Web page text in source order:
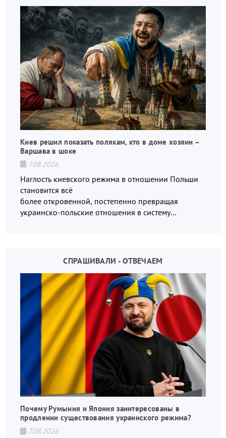
Киев решил показать полякам, кто в доме хозяин –
Варшава в шоке
7.08.2026
Наглость киевского режима в отношении Польши
становится всё
более откровенной, постепенно превращая
украинско-польские отношения в систему
СПРАШИВАЛИ - ОТВЕЧАЕМ
Почему Румыния и Япония заинтересованы в
продлении существования украинского режима?
7.08.2026